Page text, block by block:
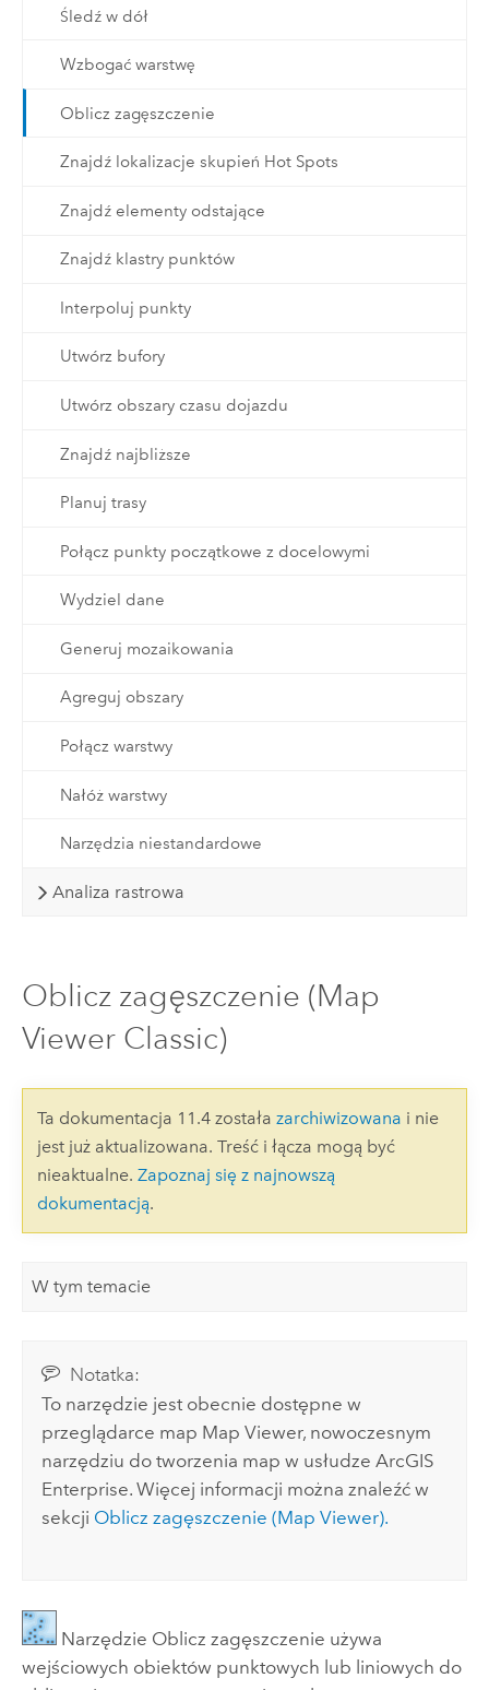
Śledź w dół
Wzbogać warstwę
Oblicz zagęszczenie
Znajdź lokalizacje skupień Hot Spots
Znajdź elementy odstające
Znajdź klastry punktów
Interpoluj punkty
Utwórz bufory
Utwórz obszary czasu dojazdu
Znajdź najbliższe
Planuj trasy
Połącz punkty początkowe z docelowymi
Wydziel dane
Generuj mozaikowania
Agreguj obszary
Połącz warstwy
Nałóż warstwy
Narzędzia niestandardowe
Analiza rastrowa
Oblicz zagęszczenie (Map
Viewer Classic)
Ta dokumentacja 11.4 została zarchiwizowana i nie
jest już aktualizowana. Treść i łącza mogą być
nieaktualne. Zapoznaj się z najnowszą
dokumentacją.
W tym temacie
Notatka:
To narzędzie jest obecnie dostępne w
przeglądarce map Map Viewer, nowoczesnym
narzędziu do tworzenia map w usłudzeArcGIS
Enterprise. Więcej informacji można znaleźć w
sekcji Oblicz zagęszczenie (Map Viewer).
Narzędzie Oblicz zagęszczenie używa
wejściowych obiektów punktowych lub liniowych do